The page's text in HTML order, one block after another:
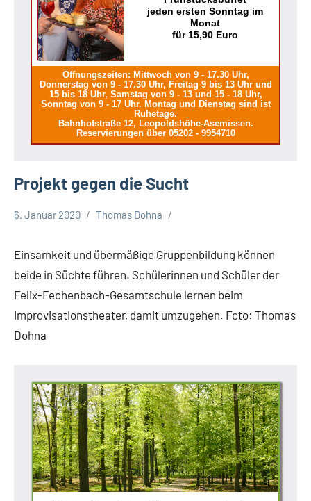
jeden ersten Sonntag im
Monat
für 15,90 Euro
Öffnungszeiten: Mittwoch von 9 - 17.30 Uhr,
Donnerstag von 9 - 17.30 Uhr, Freitag 9 bis 13 Uhr und
15 bis 18 Uhr, Samstag von 9 - 13 und 15 - 18 Uhr,
Sonntag von 9 - 17 Uhr. Montag und Dienstag sind ist
Ruhetage.
Bahnhofstraße 12, Leopoldshöhe-Asemissen.
Reservierungen über 05202 - 9954710
Projekt gegen die Sucht
Themen
6. Januar 2020 Thomas Dohna
Einsamkeit und übermäßige Gruppenbildung können
beide in Süchte führen. Schülerinnen und Schüler der
Felix-Fechenbach-Gesamtschule lernen beim
Improvisationstheater, damit umzugehen. Foto: Thomas
Dohna